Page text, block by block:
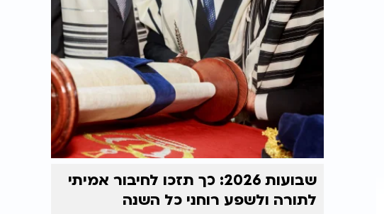
שבועות 2026: כך תזכו לחיבור אמיתי
לתורה ולשפע רוחני כל השנה